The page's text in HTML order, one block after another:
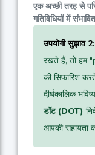
एक अच्छी तरह से
गतिविधियों में
उपयोगी सुझाव 2:
रखते हैं, तो हम
की सिफारिश
दीर्घकालिक
डॉट (DOT)
आपकी सहायता